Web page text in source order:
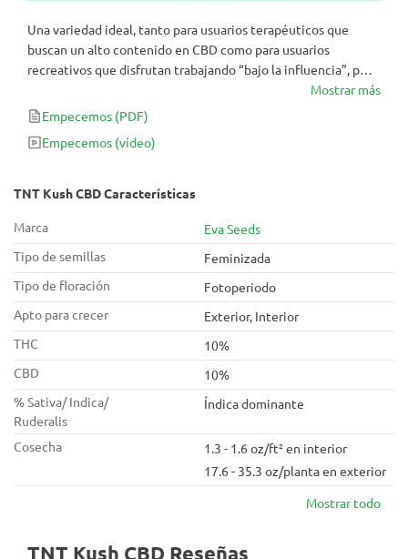
Una variedad ideal, tanto para usuarios terapéuticos que
buscan un alto contenido en CBD como para usuarios
recreativos que disfrutan trabajando “bajo la influencia”, pero
Mostrar más
Empecemos (PDF)
Empecemos (vídeo)
TNT Kush CBD Características
Marca
Eva Seeds
Tipo de semillas
Feminizada
Tipo de floración
Fotoperiodo
Apto para crecer
Exterior, Interior
THC
10%
CBD
10%
% Sativa/ Indica/
Ruderalis
Índica dominante
Cosecha
1.3 - 1.6 oz/ft² en interior
17.6 - 35.3 oz/planta en exterior
Mostrar todo
TNT Kush CBD Reseñas